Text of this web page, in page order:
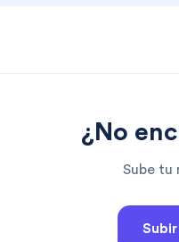
¿No
Sube tu